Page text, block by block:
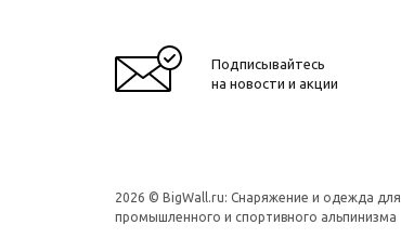
Подписывайтесь
на новости и акции
2026 © BigWall.ru: Снаряжение и одежда для
промышленного и спортивного альпинизма